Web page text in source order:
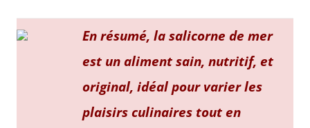
En résumé, la salicorne de mer
est un aliment sain, nutritif, et
original, idéal pour varier les
plaisirs culinaires tout en